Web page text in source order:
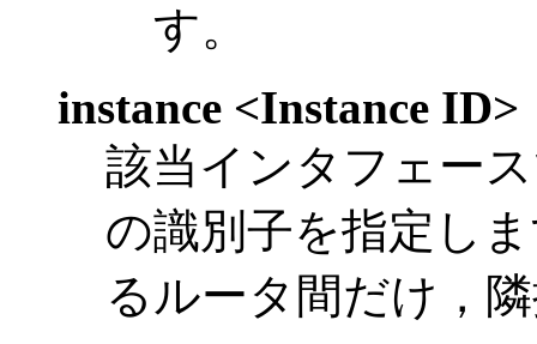
す。
instance <Instance ID>
該当インタフェー
の識別子を指定し
るルータ間だけ，